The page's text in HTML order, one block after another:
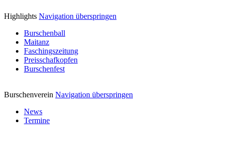
Highlights Navigation überspringen
Burschenball
Maitanz
Faschingszeitung
Preisschafkopfen
Burschenfest
Burschenverein Navigation überspringen
News
Termine